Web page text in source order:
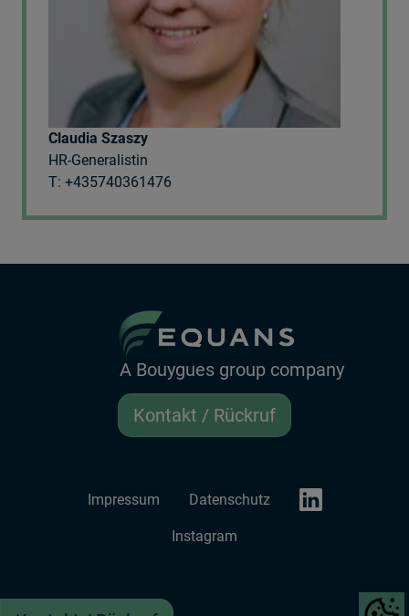
Claudia Szaszy
HR-Generalistin
T: +435740361476
A Bouygues group company
Kontakt / Rückruf
Impressum Datenschutz LinkedIn
Instagram
Show